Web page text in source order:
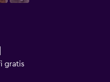
gratis